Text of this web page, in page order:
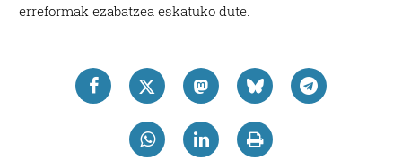
erreformak ezabatzea eskatuko dute.